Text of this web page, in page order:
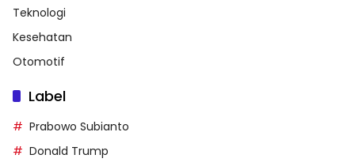
Teknologi
Kesehatan
Otomotif
Label
Prabowo Subianto
Donald Trump